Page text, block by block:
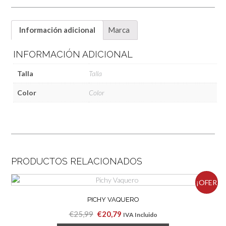
Información adicional Marca
INFORMACIÓN ADICIONAL
Talla Talla
Color Color
PRODUCTOS RELACIONADOS
¡OFER
PICHY VAQUERO
€25,99 El
€20,79ElIVA Incluido